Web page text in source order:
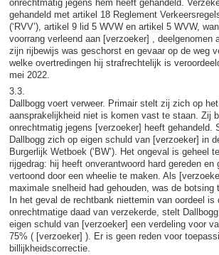
onrechtmatig jegens hem heeft gehandeld.
gehandeld met artikel 18 Reglement
(‘RVV’), artikel 9 lid 5 WVW en artikel 5 WVW,
voorrang verleend aan [verzoeker] , deelgenomen
zijn rijbewijs was geschorst en gevaar op de weg
welke overtredingen hij strafrechtelijk is
mei 2022.
3.3.
Dallbogg voert verweer. Primair stelt zij zich op
aansprakelijkheid niet is komen vast te staan. Zij
onrechtmatig jegens [verzoeker] heeft gehandeld.
Dallbogg zich op eigen schuld van [verzoeker] in
Burgerlijk Wetboek (‘BW’). Het ongeval is geheel
rijgedrag: hij heeft onverantwoord hard gereden en
vertoond door een wheelie te maken. Als
maximale snelheid had gehouden, was de botsing
In het geval de rechtbank niettemin van oordeel
onrechtmatige daad van verzekerde, stelt
eigen schuld van [verzoeker] een verdeling voor
75% ( [verzoeker] ). Er is geen reden voor
billijkheidscorrectie.